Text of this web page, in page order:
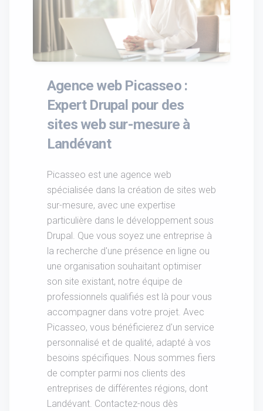
Agence web Picasseo :
Expert Drupal pour des
sites web sur-mesure à
Landévant
Picasseo est une agence web
spécialisée dans la création de sites web
sur-mesure, avec une expertise
particulière dans le développement sous
Drupal. Que vous soyez une entreprise à
la recherche d'une présence en ligne ou
une organisation souhaitant optimiser
son site existant, notre équipe de
professionnels qualifiés est là pour vous
accompagner dans votre projet. Avec
Picasseo, vous bénéficierez d'un service
personnalisé et de qualité, adapté à vos
besoins spécifiques. Nous sommes fiers
de compter parmi nos clients des
entreprises de différentes régions, dont
Landévant. Contactez-nous dès